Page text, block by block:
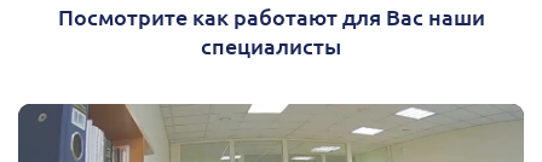
Посмотрите как работают для Вас наши
специалисты